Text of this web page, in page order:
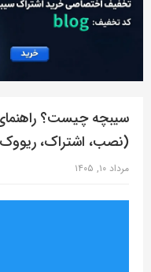
سیبچه چیست؟
(نصب، اشتراک،
مرداد ۱۰, ۱۴۰۵